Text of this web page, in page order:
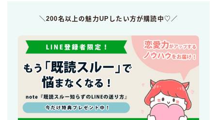
＼200名以上の魅力UPしたい方が購読中♡／